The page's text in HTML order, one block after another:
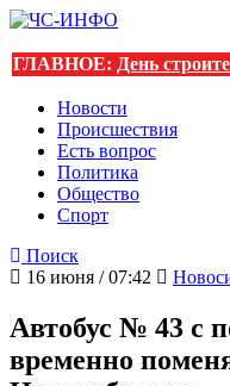
ГЛАВНОЕ: День
Новости
Происшествия
Есть вопрос
Политика
Общество
Спорт
Поиск
16 июня / 07:42
Автобус № 43 с
временно